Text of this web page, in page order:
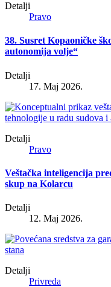
Detalji
Pravo
38. Susret Kopaoničke
autonomija volje“
Detalji
17. Maj 2026.
Detalji
Pravo
Veštačka inteligencija
skup na Kolarcu
Detalji
12. Maj 2026.
Detalji
Privreda